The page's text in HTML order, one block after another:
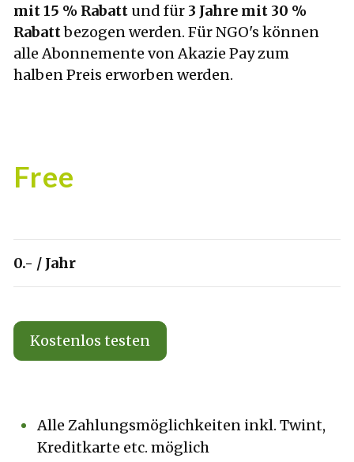
mit 15 % Rabatt und für 3 Jahre mit 30 %
Rabattbezogen werden. Für NGO's können
alle Abonnemente von Akazie Pay zum
halben Preis erworben werden.
Free
0.- / Jahr
Kostenlos testen
Alle Zahlungsmöglichkeiten inkl. Twint,
Kreditkarte etc. möglich